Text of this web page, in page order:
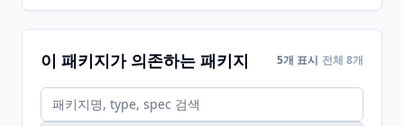
이 패키지가 의존하는 패키지 5개 표시 전체 8개